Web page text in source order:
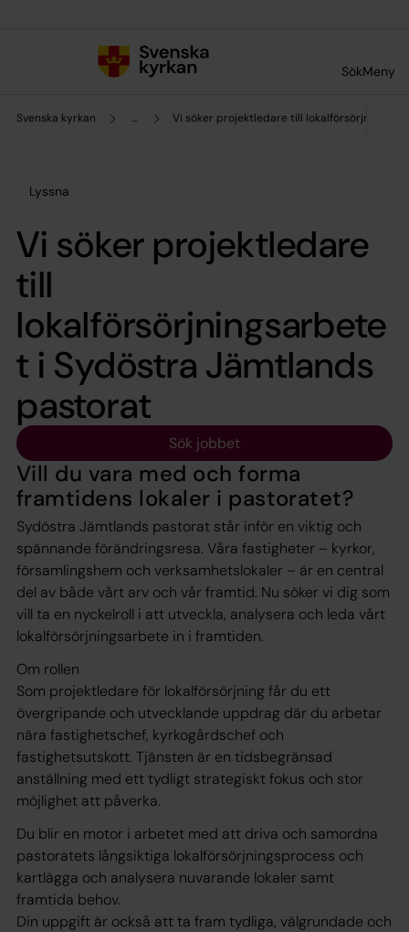
SökMeny
Svenska kyrkan ... Vi söker projektledare till
Lyssna
Vi söker projektledare
till
lokalförsörjningsarbete
t i Sydöstra Jämtlands
pastorat
Sök jobbet
Vill du vara med och forma
framtidens lokaler i pastoratet?
Sydöstra Jämtlands pastorat står inför en viktig och
spännande förändringsresa. Våra fastigheter – kyrkor,
församlingshem och verksamhetslokaler – är en central
del av både vårt arv och vår framtid. Nu söker vi dig som
vill ta en nyckelroll i att utveckla, analysera och leda vårt
lokalförsörjningsarbete in i framtiden.
Om rollen
Som projektledare för lokalförsörjning får du ett
övergripande och utvecklande uppdrag där du arbetar
nära fastighetschef, kyrkogårdschef och
fastighetsutskott. Tjänsten är en tidsbegränsad
anställning med ett tydligt strategiskt fokus och stor
möjlighet att påverka.
Du blir en motor i arbetet med att driva och samordna
pastoratets långsiktiga lokalförsörjningsprocess och
kartlägga och analysera nuvarande lokaler samt
framtida behov.
Din uppgift är också att ta fram tydliga, välgrundade och